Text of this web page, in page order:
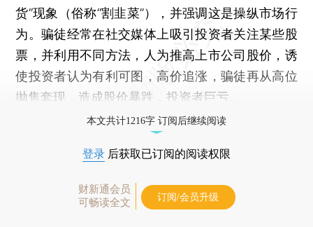
货”现象（俗称“割韭菜”），并强调这是操纵市场行
为。骗徒经常在社交媒体上吸引投资者关注某些股
票，并利用不同方法，人为推高上市公司股价，诱
使投资者认为有利可图，高价追涨，骗徒再从高位
抛售套现，造成股价暴跌，投资者巨亏。
本文共计1216字 订阅后继续阅读
登录 后获取已订阅的阅读权限
财新通会员
可畅读全文
订阅/会员升级